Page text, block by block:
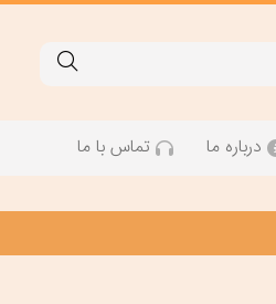
درباره ما تماس با ما